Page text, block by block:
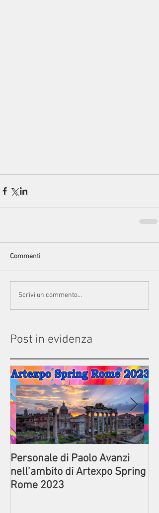
Commenti
Scrivi un commento...
Post in evidenza
Personale di Paolo Avanzi
nell’ambito di Artexpo Spring
Rome 2023